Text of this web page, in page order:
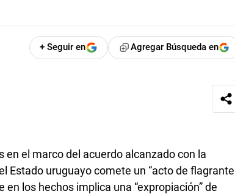
+ Seguir en Agregar Búsqueda en
el marco del acuerdo alcanzado con la
Estado uruguayo comete un “acto de flagrante
en los hechos implica una “expropiación” de